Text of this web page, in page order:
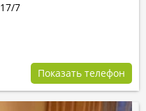
17/7
Показать телефон